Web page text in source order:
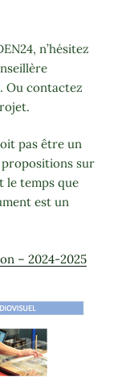
n’hésitez
Ou contactez
pas être un
sur
le temps que
est un
– 2024-2025